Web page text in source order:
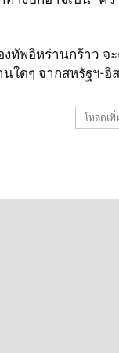
งทัพอิหร่านกร้าว จ
นใดๆ จากสหรัฐฯ-อิ
โหลดเพิ่